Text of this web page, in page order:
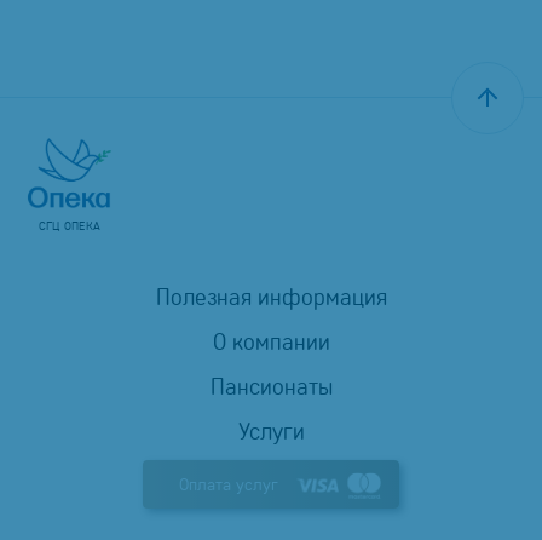
СГЦ ОПЕКА
Пансионаты
Услуги
Полезная информация
О компании
Оплата услуг